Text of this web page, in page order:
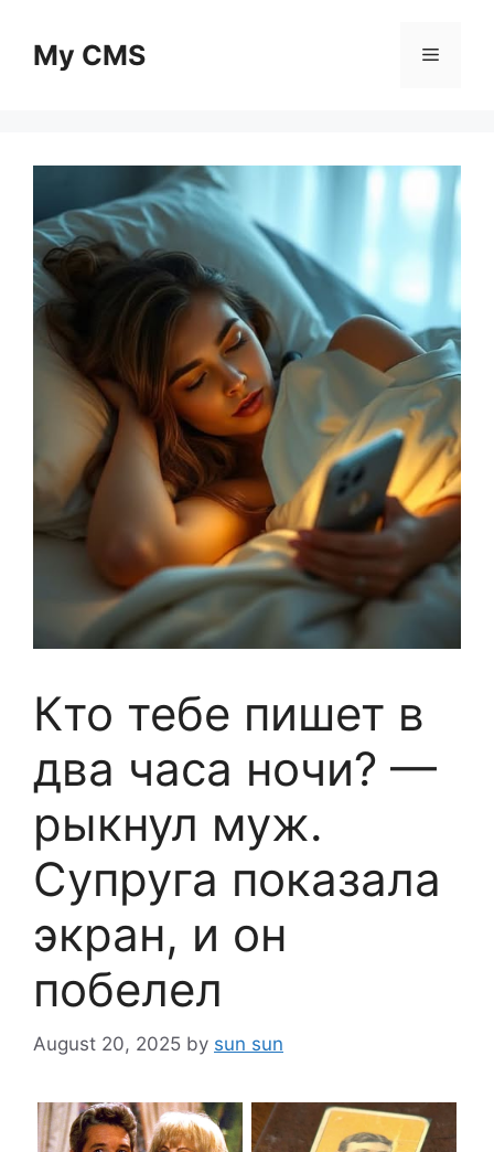
contentMy CMS Menu
Кто тебе пишет в
два часа ночи? —
рыкнул муж.
Супруга показала
экран, и он
побелел
August 20, 2025 by sun sun